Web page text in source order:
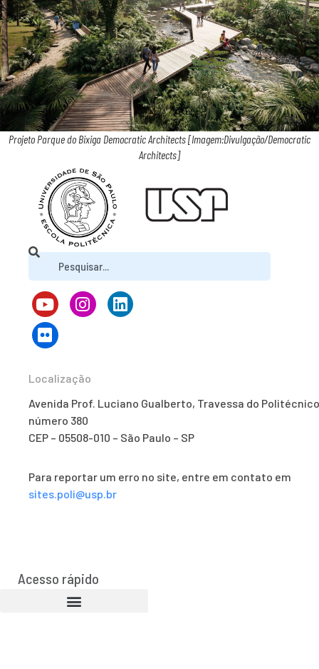
Projeto Parque do Bixiga Democratic Architects [Imagem:Divulgação/Democratic
Architects]
Localização
Avenida Prof. Luciano Gualberto, Travessa do
número 380
CEP – 05508-010 – São Paulo – SP
Para reportar um erro no site, entre em contato em
sites.poli@usp.br
Acesso rápido